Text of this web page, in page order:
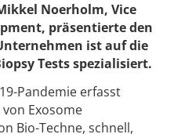
Noerholm, Vice
präsentierte den
ist auf die
Tests spezialisiert.
Pandemie erfasst
Exosome
Bio-Techne, schnell,